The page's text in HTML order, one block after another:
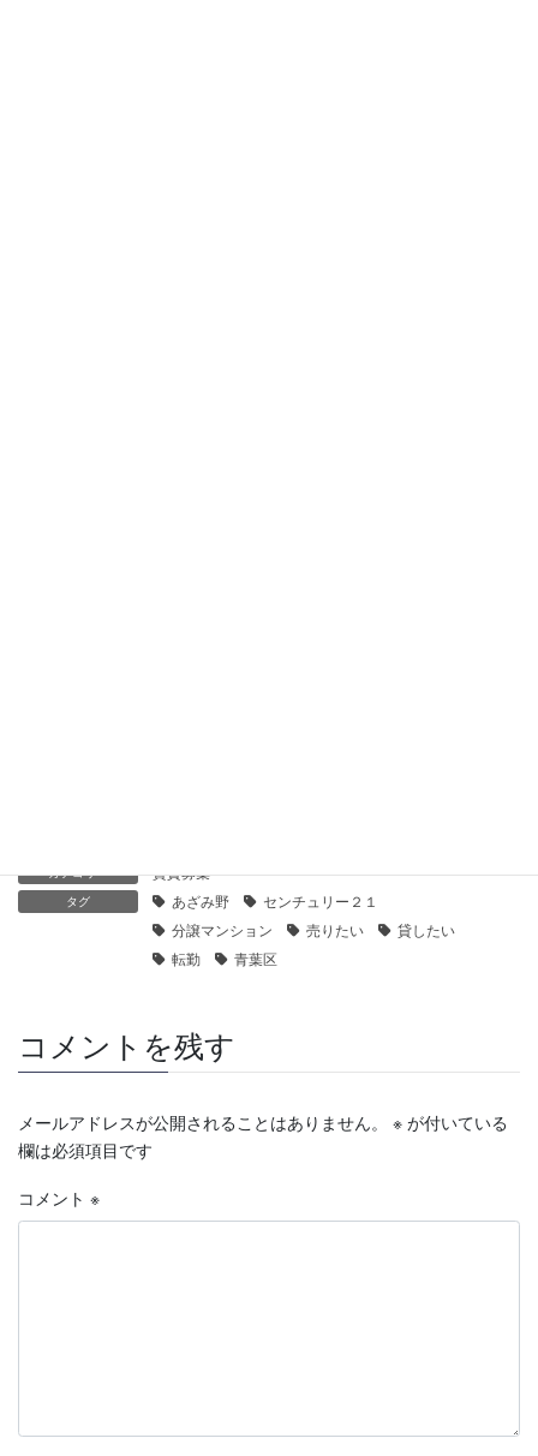
カテゴリー 賃貸募集
タグ あざみ野
センチュリー２１
分譲マンション
売りたい
貸したい
転勤
青葉区
コメントを残す
メールアドレスが公開されることはありません。 ※ が付いている
欄は必須項目です
コメント ※